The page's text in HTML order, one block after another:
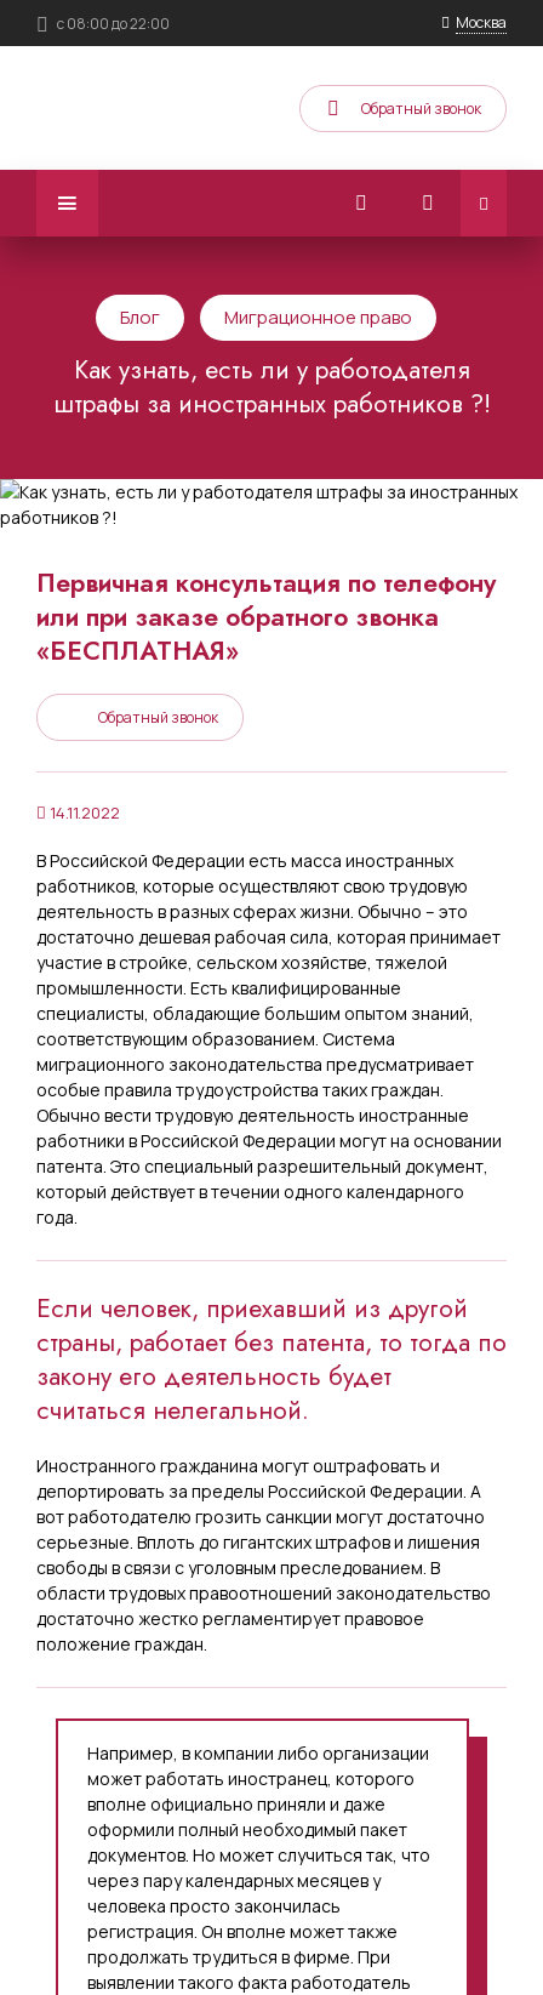
с 08:00 до 22:00 Москва
Обратный звонок
Блог Миграционное право
Как узнать, есть ли у работодателя
штрафы за иностранных работников ?!
Первичная консультация по телефону
или при заказе обратного звонка
«БЕСПЛАТНАЯ»
Обратный звонок
14.11.2022
В Российской Федерации есть масса иностранных
работников, которые осуществляют свою трудовую
деятельность в разных сферах жизни. Обычно – это
достаточно дешевая рабочая сила, которая принимает
участие в стройке, сельском хозяйстве, тяжелой
промышленности. Есть квалифицированные
специалисты, обладающие большим опытом знаний,
соответствующим образованием. Система
миграционного законодательства предусматривает
особые правила трудоустройства таких граждан.
Обычно вести трудовую деятельность иностранные
работники в Российской Федерации могут на основании
патента. Это специальный разрешительный документ,
который действует в течении одного календарного
года.
Если человек, приехавший из другой
страны, работает без патента, то тогда по
закону его деятельность будет
считаться нелегальной.
Иностранного гражданина могут оштрафовать и
депортировать за пределы Российской Федерации. А
вот работодателю грозить санкции могут достаточно
серьезные. Вплоть до гигантских штрафов и лишения
свободы в связи с уголовным преследованием. В
области трудовых правоотношений законодательство
достаточно жестко регламентирует правовое
положение граждан.
Например, в компании либо организации
может работать иностранец, которого
вполне официально приняли и даже
оформили полный необходимый пакет
документов. Но может случиться так, что
через пару календарных месяцев у
человека просто закончилась
регистрация. Он вполне может также
продолжать трудиться в фирме. При
выявлении такого факта работодатель